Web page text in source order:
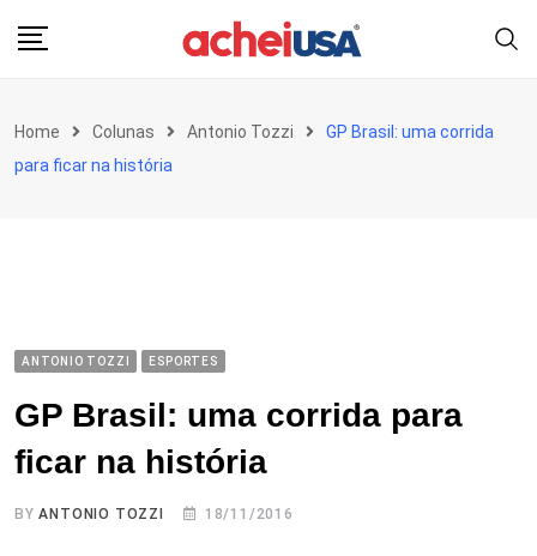
Home Colunas Antonio Tozzi
GP Brasil: uma corrida
para ficar na história
ANTONIO TOZZI ESPORTES
GP Brasil: uma corrida para
ficar na história
BYANTONIO TOZZI 18/11/2016